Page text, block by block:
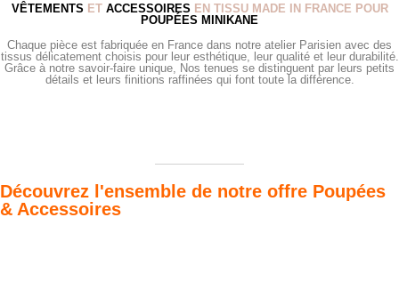
VÊTEMENTS ET ACCESSOIRES EN TISSU MADE IN FRANCE POUR
POUPÉES MINIKANE
Chaque pièce est fabriquée en France dans notre atelier Parisien avec des
tissus délicatement choisis pour leur esthétique, leur qualité et leur durabilité.
Grâce à notre savoir-faire unique, Nos tenues se distinguent par leurs petits
détails et leurs finitions raffinées qui font toute la différence.
Découvrez l'ensemble de notre offre Poupées
& Accessoires